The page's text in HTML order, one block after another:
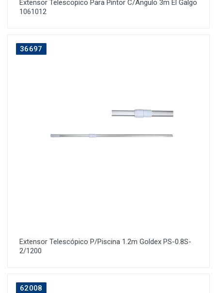
Extensor Telescopico Para Pintor C/Angulo 3m El Galgo
1061012
36697
Extensor Telescópico P/Piscina 1.2m Goldex PS-0.8S-
2/1200
62008